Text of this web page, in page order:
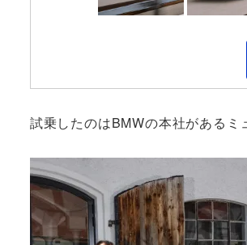
試乗したのはBMWの本社があるミ